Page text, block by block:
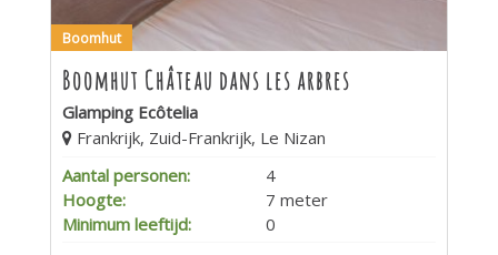
Boomhut
Boomhut Château dans les arbres
Glamping Ecôtelia
Frankrijk, Zuid-Frankrijk, Le Nizan
Aantal personen:
4
Hoogte:
7 meter
Minimum leeftijd:
0